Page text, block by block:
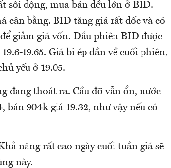
sôi động, mua bán đều lớn ở BID.
cân bằng. BID tăng giá rất dốc và có
giảm giá vốn. Đầu phiên BID được
19.65. Giá bị ép dần về cuối phiên,
yếu ở 19.05.
đang thoát ra. Cầu đỡ vẫn ổn, nước
bán 904k giá 19.32, như vậy nếu có
năng rất cao ngày cuối tuần giá sẽ
này.